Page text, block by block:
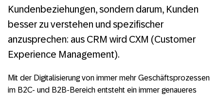
Kundenbeziehungen, sondern darum, Kunden
besser zu verstehen und spezifischer
anzusprechen: aus CRM wird CXM (Customer
Experience Management).
Mit der Digitalisierung von immer mehr Geschäftsprozessen
im B2C- und B2B-Bereich entsteht ein immer genaueres